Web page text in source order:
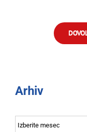
Arhiv
Arhiv